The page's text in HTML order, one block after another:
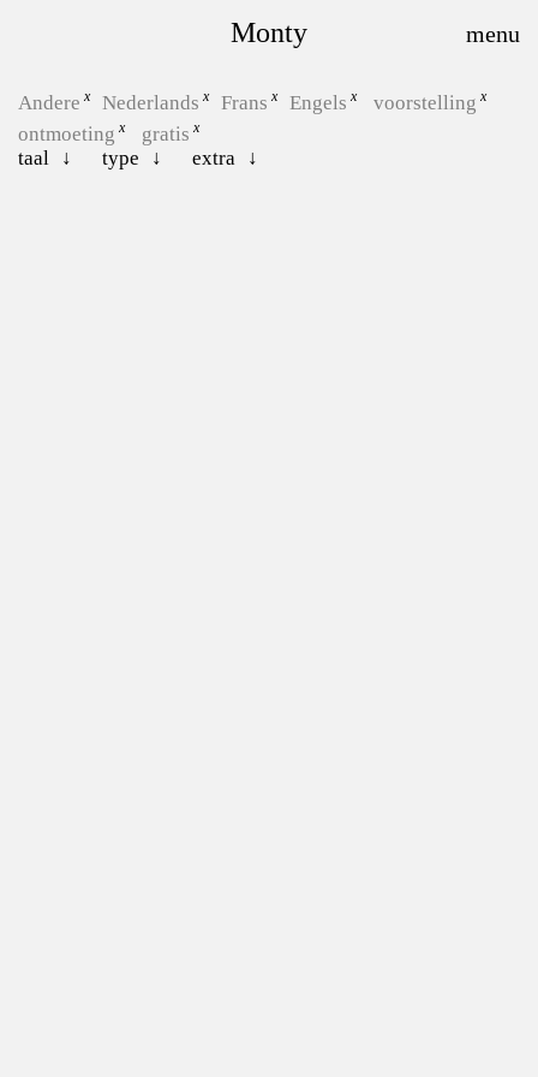
Monty
Andere Nederlands Frans Engels
voorstelling
ontmoeting
gratis
taal
type extra